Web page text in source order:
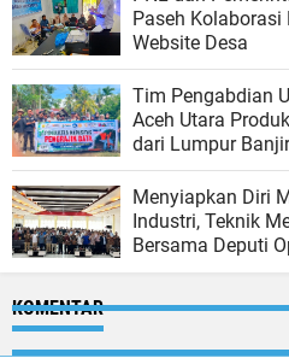
Paseh Kolaborasi
Website Desa
Tim Pengabdian
Aceh Utara
dari Lumpur Banjir
Menyiapkan Diri
Industri, Teknik
Bersama Deputi
KOMENTAR